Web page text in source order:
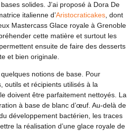
solides. J’ai proposé à Dora De
italienne d’Aristocraticakes , dont
Mastercass Glace royale à Grenoble
cette matière et surtout les
ensuite de faire des desserts
et bien originale.
notions de base. Pour
outils et récipients utilisés à la
doivent être parfaitement nettoyés. La
à base de blanc d’œuf. Au-delà de
développement bactérien, les traces
la réalisation d’une glace royale de